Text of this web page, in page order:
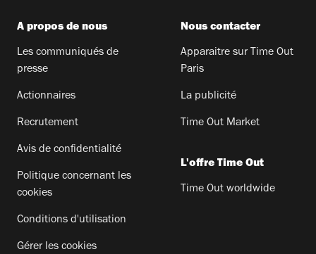
A propos de nous
Les communiqués de
presse
Actionnaires
Recrutement
Avis de confidentialité
Politique concernant les
cookies
Conditions d'utilisation
Gérer les cookies
Nous contacter
Apparaitre sur Time Out
Paris
La publicité
Time Out Market
L'offre Time Out
Time Out worldwide